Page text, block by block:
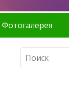
Фотогалерея